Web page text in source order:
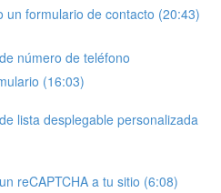
un formulario de contacto (20:43)
número de teléfono
(16:03)
lista desplegable personalizada
reCAPTCHA a tu sitio (6:08)